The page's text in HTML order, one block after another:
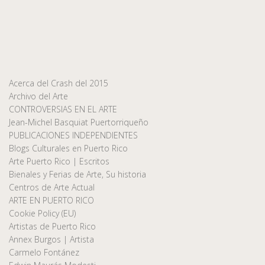
Acerca del Crash del 2015
Archivo del Arte
CONTROVERSIAS EN EL ARTE
Jean-Michel Basquiat Puertorriqueño
PUBLICACIONES INDEPENDIENTES
Blogs Culturales en Puerto Rico
Arte Puerto Rico | Escritos
Bienales y Ferias de Arte, Su historia
Centros de Arte Actual
ARTE EN PUERTO RICO
Cookie Policy (EU)
Artistas de Puerto Rico
Annex Burgos | Artista
Carmelo Fontánez